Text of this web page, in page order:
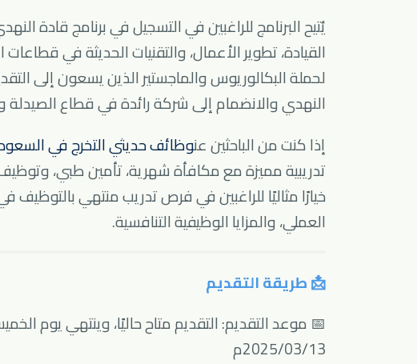
يُتيح البرنامج للراغبين في التسجيل في برنامج قادة
القيادة، تطوير الأعمال، والتقنيات الحديثة في
لحملة البكالوريوس والماجستير الذين يسعون إلى
النهدي والانضمام إلى شركة رائدة في قطاع الصيدلة
إذا كنت من الباحثين عنوظائف حديثي التخرج في السعودية
تدريبية مميزة مع مكافأة شهرية، تأمين طبي،
خيارًا مثاليًا للراغبين في فرص تدريب منتهي بالتوظيف
العملي، والمزايا الوظيفية التنافسية.
📩 طريقة التقديم
2025/03/13م